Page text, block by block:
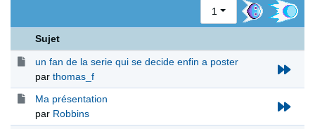
1
Sujet
un fan de la serie qui se decide enfin a poster
par thomas_f
Ma présentation
par Robbins